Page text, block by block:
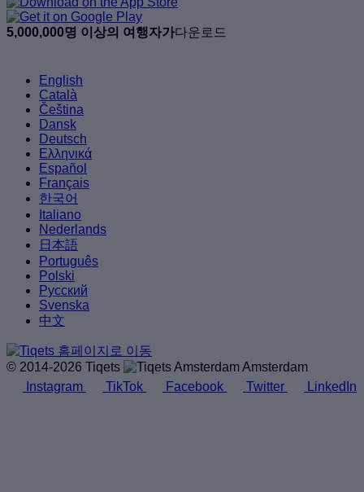
5,000,000명 이상의 여행자가다운로드
English
Català
Čeština
Dansk
Deutsch
Ελληνικά
Español
Français
한국어
Italiano
Nederlands
日本語
Português
Polski
Русский
Svenska
中文
© 2014-2026 Tiqets
Amsterdam
Instagram
TikTok Facebook Twitter LinkedIn